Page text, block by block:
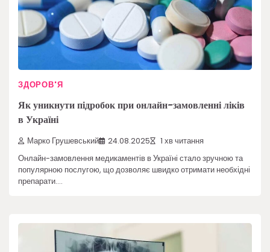
ЗДОРОВ'Я
Як уникнути підробок при онлайн-замовленні ліків
в Україні
Марко Грушевський 24.08.2025 1 хв читання
Онлайн-замовлення медикаментів в Україні стало зручною та
популярною послугою, що дозволяє швидко отримати необхідні
препарати.…